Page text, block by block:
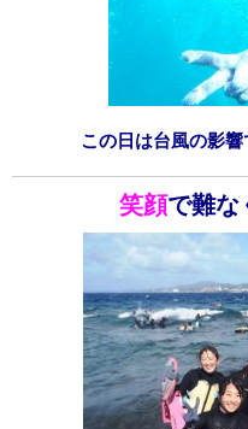
この日は台風の影響
笑顔で難な